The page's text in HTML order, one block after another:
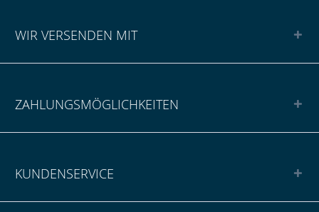
WIR VERSENDEN MIT
ZAHLUNGSMÖGLICHKEITEN
KUNDENSERVICE